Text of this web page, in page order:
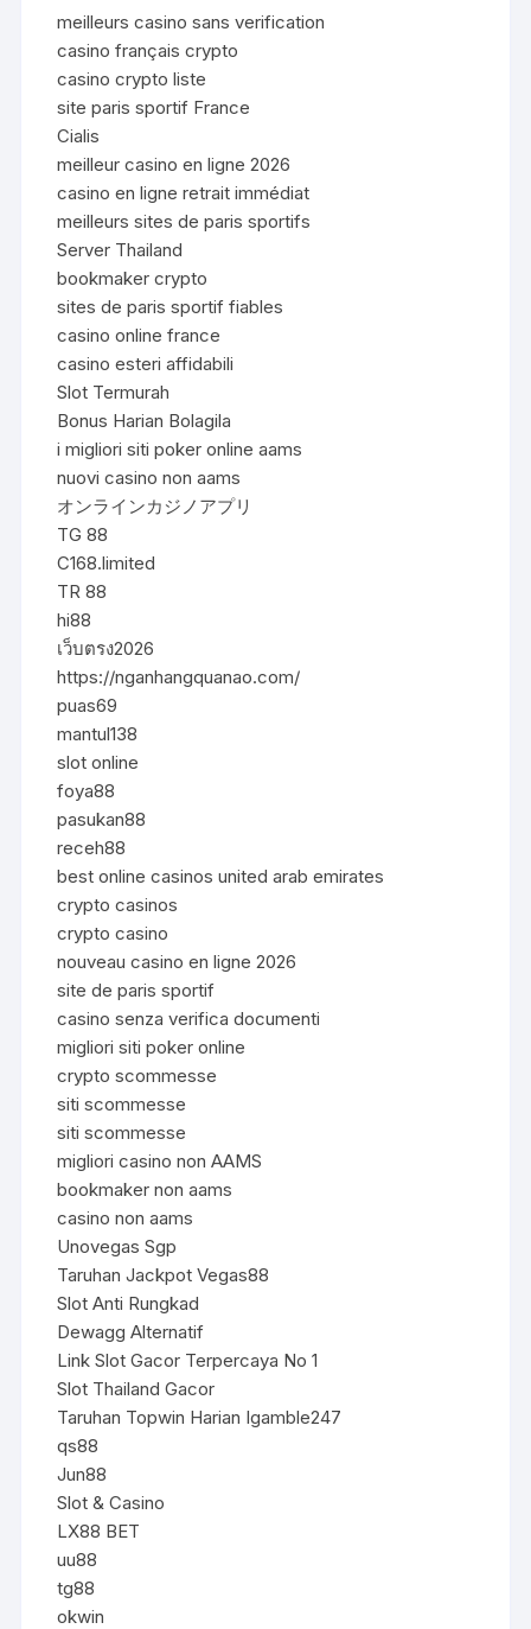
meilleurs casino sans verification
casino français crypto
casino crypto liste
site paris sportif France
Cialis
meilleur casino en ligne 2026
casino en ligne retrait immédiat
meilleurs sites de paris sportifs
Server Thailand
bookmaker crypto
sites de paris sportif fiables
casino online france
casino esteri affidabili
Slot Termurah
Bonus Harian Bolagila
i migliori siti poker online aams
nuovi casino non aams
オンラインカジノアプリ
TG 88
C168.limited
TR 88
hi88
เว็บตรง2026
https://nganhangquanao.com/
puas69
mantul138
slot online
foya88
pasukan88
receh88
best online casinos united arab emirates
crypto casinos
crypto casino
nouveau casino en ligne 2026
site de paris sportif
casino senza verifica documenti
migliori siti poker online
crypto scommesse
siti scommesse
siti scommesse
migliori casino non AAMS
bookmaker non aams
casino non aams
Unovegas Sgp
Taruhan Jackpot Vegas88
Slot Anti Rungkad
Dewagg Alternatif
Link Slot Gacor Terpercaya No 1
Slot Thailand Gacor
Taruhan Topwin Harian Igamble247
qs88
Jun88
Slot & Casino
LX88 BET
uu88
tg88
okwin